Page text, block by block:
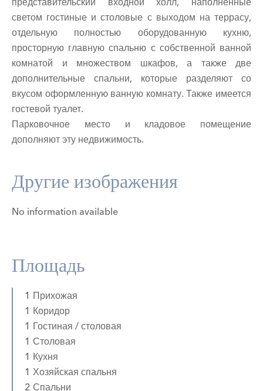
светом гостиные и столовые с выходом на террасу,
отдельную полностью оборудованную кухню,
просторную главную спальню с собственной ванной
комнатой и множеством шкафов, а также две
дополнительные спальни, которые разделяют со
вкусом оформленную ванную комнату. Также имеется
гостевой туалет.
Парковочное место и кладовое помещение
дополняют эту недвижимость.
Другие изображения
No information available
Площадь
1 Прихожая
1 Коридор
1 Гостиная / столовая
1 Столовая
1 Кухня
1 Хозяйская спальня
2 Спальни